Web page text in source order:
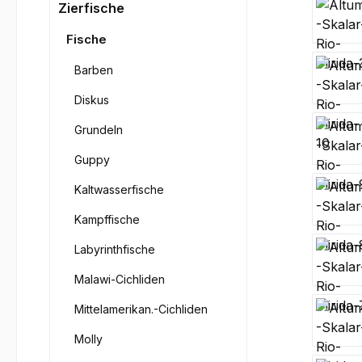
Zierfische
Fische
Barben
Diskus
Grundeln
Guppy
Kaltwasserfische
Kampffische
Labyrinthfische
Malawi-Cichliden
Mittelamerikan.-Cichliden
Molly